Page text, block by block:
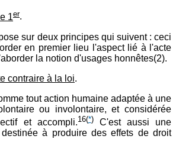
1er.
sur deux principes qui suivent : ceci
en premier lieu l'aspect lié à l'acte
la notion d'usages honnêtes(2).
contraire à la loi.
tout action humaine adaptée à une
ou involontaire, et considérée
et accompli.16(*)C'est aussi une
à produire des effets de droit